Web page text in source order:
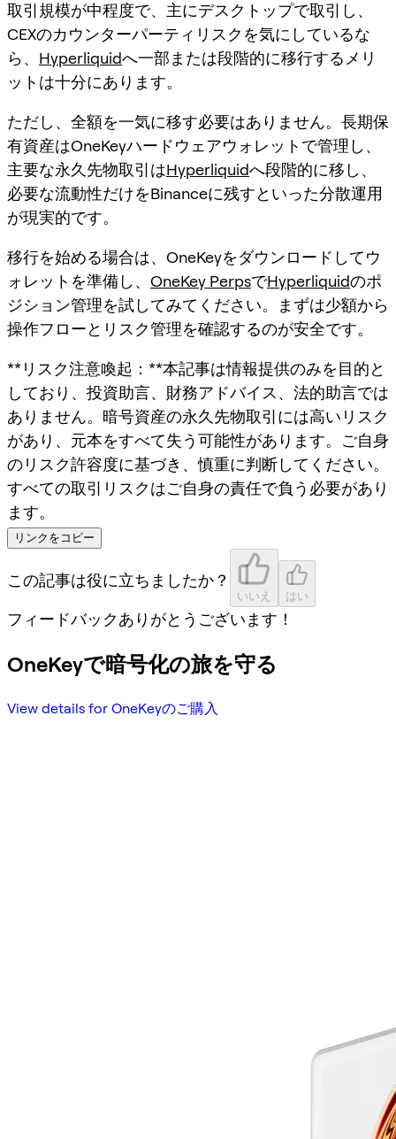
取引規模が中程度で、主にデスクトップで取引し、
CEXのカウンターパーティリスクを気にしているな
ら、 Hyperliquidへ一部または段階的に移行するメリ
ットは十分にあります。
ただし、全額を一気に移す必要はありません。長期保
有資産はOneKeyハードウェアウォレットで管理し、
主要な永久先物取引はHyperliquidへ段階的に移し、
必要な流動性だけをBinanceに残すといった分散運用
が現実的です。
移行を始める場合は、OneKeyをダウンロードしてウ
ォレットを準備し、 OneKey PerpsでHyperliquidのポ
ジション管理を試してみてください。まずは少額から
操作フローとリスク管理を確認するのが安全です。
**リスク注意喚起：**本記事は情報提供のみを目的と
しており、投資助言、財務アドバイス、法的助言では
ありません。暗号資産の永久先物取引には高いリスク
があり、元本をすべて失う可能性があります。ご自身
のリスク許容度に基づき、慎重に判断してください。
すべての取引リスクはご自身の責任で負う必要があり
ます。
リンクをコピー
この記事は役に立ちましたか？
いいえ はい
フィードバックありがとうございます！
OneKeyで暗号化の旅を守る
View details for OneKeyのご購入